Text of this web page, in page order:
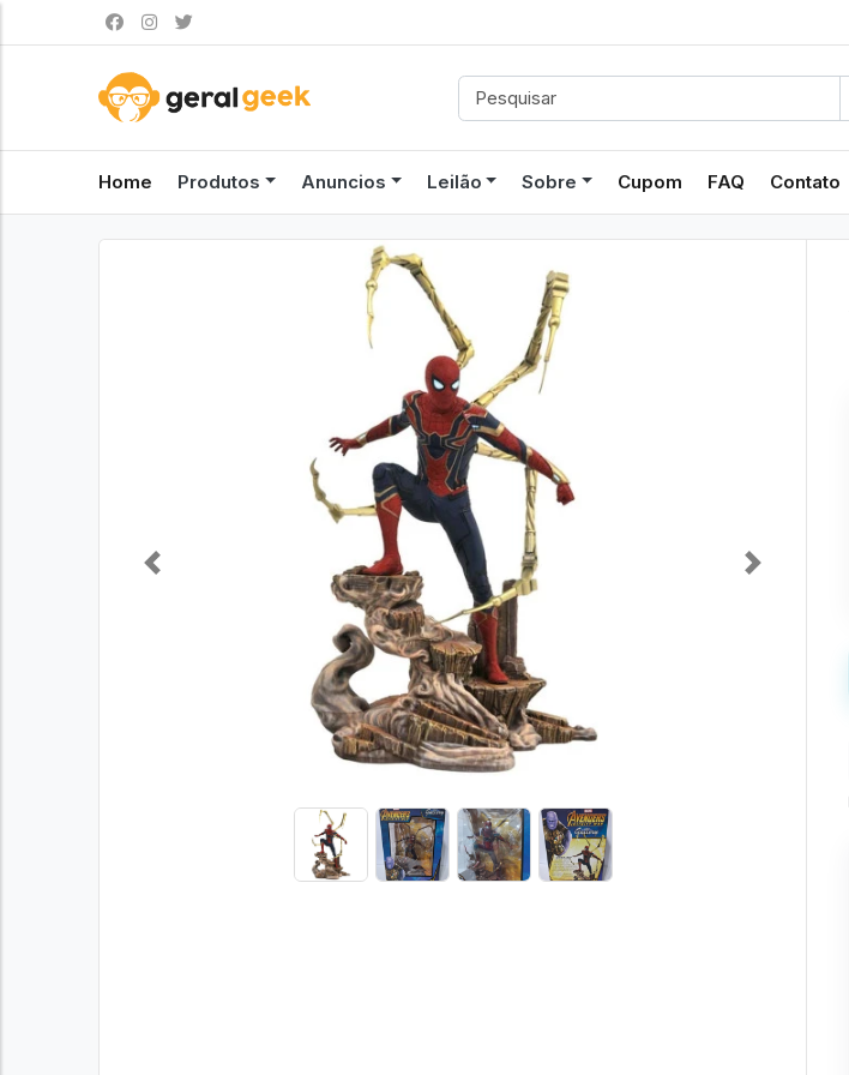
Home Produtos Anuncios Leilão Sobre Cupom FAQ Contato
Previous Next